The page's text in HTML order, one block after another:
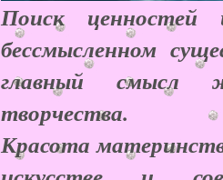
Поиск
бессмысленном
главный смысл
творчества.
Красота